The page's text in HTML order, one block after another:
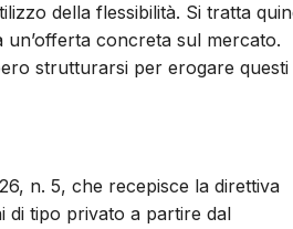
della flessibilità. Si tratta
concreta sul mercato.
strutturarsi per erogare questi
n. 5, che recepisce la direttiva
di tipo privato a partire dal